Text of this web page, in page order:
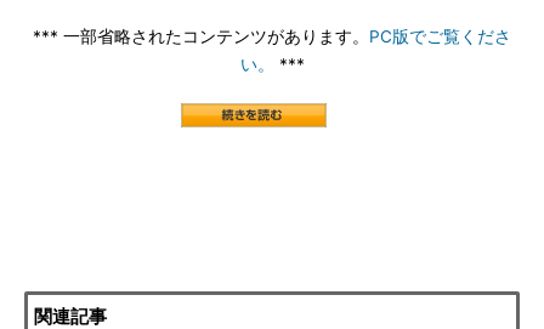
*** 一部省略されたコンテンツがあります。 PC版でご覧くださ
い。
***
関連記事